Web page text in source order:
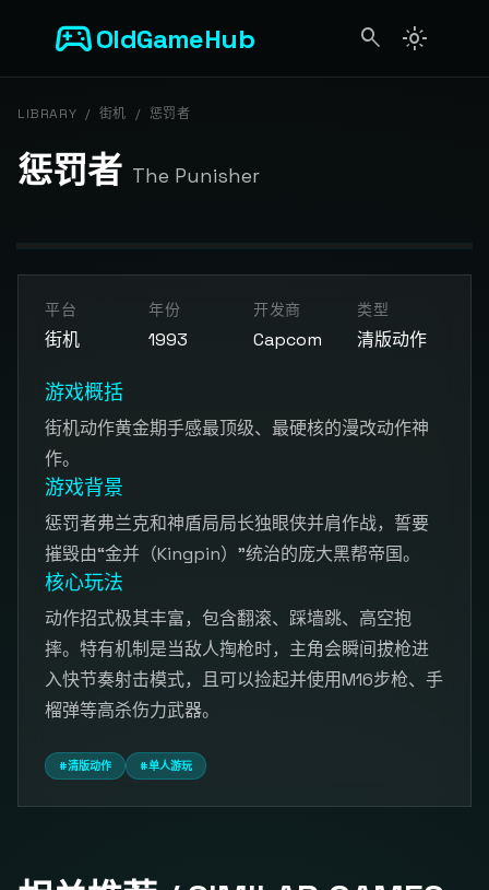
sports_esportsOldGameHub search light_mode
LIBRARY / 街机 / 惩罚者
惩罚者 The Punisher
开始游戏
点击按钮加载游戏模拟器
平台
街机
年份
1993
开发商
Capcom
类型
清版动作
游戏概括
街机动作黄金期手感最顶级、最硬核的漫改动作神
作。
游戏背景
惩罚者弗兰克和神盾局局长独眼侠并肩作战，誓要
摧毁由“金并（Kingpin）”统治的庞大黑帮帝国。
核心玩法
动作招式极其丰富，包含翻滚、踩墙跳、高空抱
摔。特有机制是当敌人掏枪时，主角会瞬间拔枪进
入快节奏射击模式，且可以捡起并使用M16步枪、手
榴弹等高杀伤力武器。
#清版动作 #单人游玩